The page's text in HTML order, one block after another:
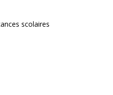
scolaires